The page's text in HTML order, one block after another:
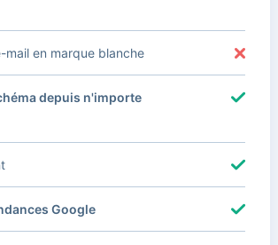
mail en marque blanche
depuis n'importe
Google